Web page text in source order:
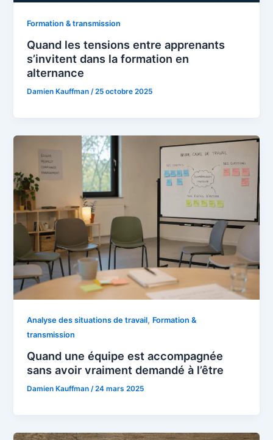
Formation & transmission
Quand les tensions entre apprenants
s’invitent dans la formation en
alternance
Damien Kauffman/25 octobre 2025
Analyse des situations de travail, Formation &
transmission
Quand une équipe est accompagnée
sans avoir vraiment demandé à l’être
Damien Kauffman/24 mars 2025